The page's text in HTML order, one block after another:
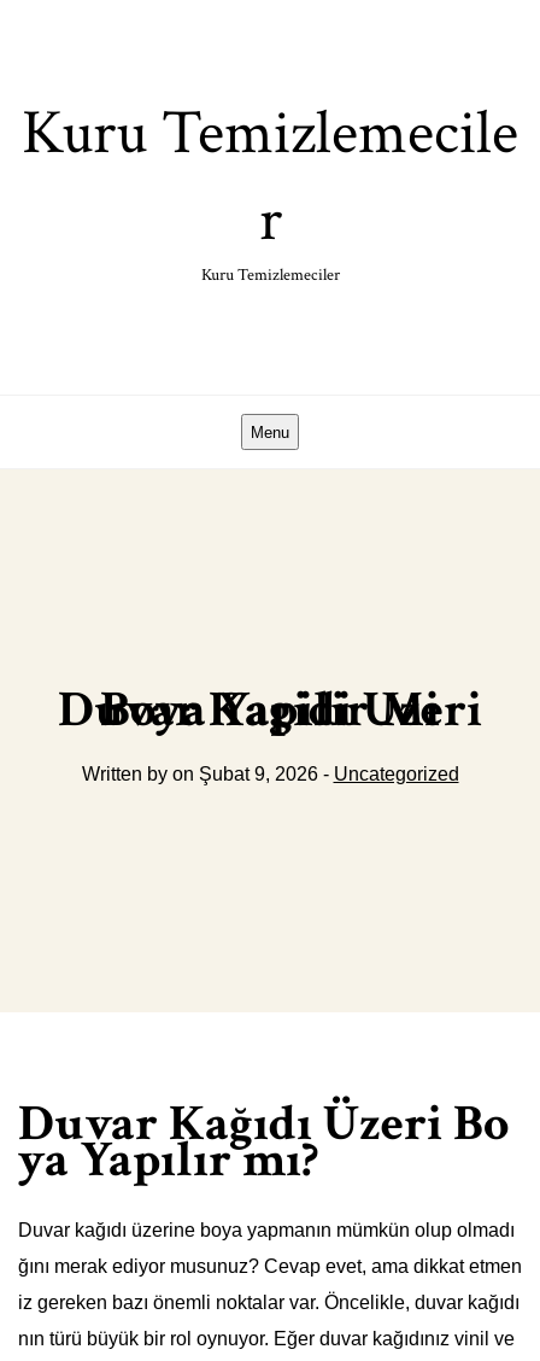
Kuru Temizlemecile
r
Kuru Temizlemeciler
Menu
Duvar Kagidi Uzeri Boya Yapilir Mi
Written by on Şubat 9, 2026 - Uncategorized
Duvar Kağıdı Üzeri Bo
ya Yapılır mı?
Duvar kağıdı üzerine boya yapmanın mümkün olup olmadı
ğını merak ediyor musunuz? Cevap evet, ama dikkat etmen
iz gereken bazı önemli noktalar var. Öncelikle, duvar kağıdı
nın türü büyük bir rol oynuyor. Eğer duvar kağıdınız vinil ve